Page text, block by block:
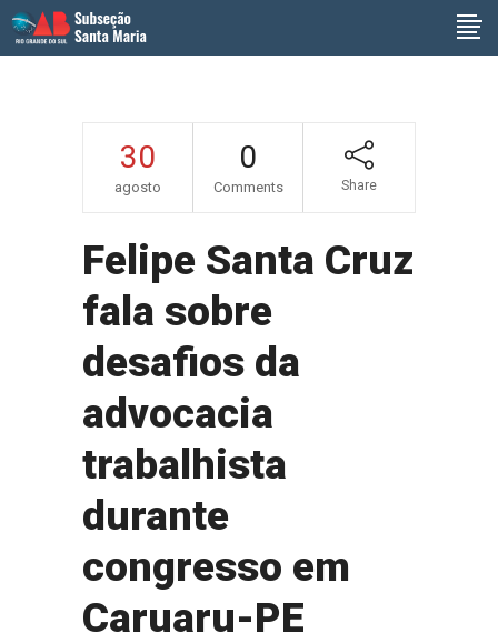
30
agosto
0
Comments Share
Felipe Santa Cruz
fala sobre
desafios da
advocacia
trabalhista
durante
congresso em
Caruaru-PE